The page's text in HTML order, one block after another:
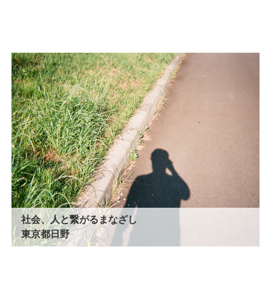
社会、人と繋がるまなざし
東京都日野